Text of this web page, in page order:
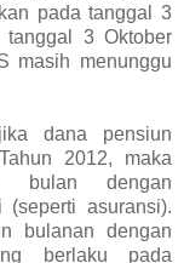
pada tanggal 3
3 Oktober
masih menunggu
dana pensiun
2012, maka
bulan dengan
(seperti asuransi).
bulanan dengan
berlaku pada